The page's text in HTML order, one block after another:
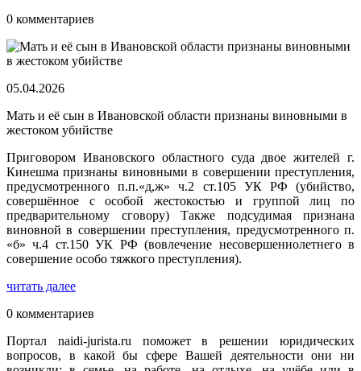
0 комментариев
05.04.2026
Мать и её сын в Ивановской области признаны виновными в
жестоком убийстве
Приговором Ивановского областного суда двое жителей г.
Кинешма признаны виновными в совершении преступления,
предусмотренного п.п.«д,ж» ч.2 ст.105 УК РФ (убийство,
совершённое с особой жестокостью и группой лиц по
предварительному сговору) Также подсудимая признана
виновной в совершении преступления, предусмотренного п.
«б» ч.4 ст.150 УК РФ (вовлечение несовершеннолетнего в
совершение особо тяжкого преступления).
читать далее
0 комментариев
Портал naidi-jurista.ru поможет в решении юридических
вопросов, в какой бы сфере Вашей деятельности они ни